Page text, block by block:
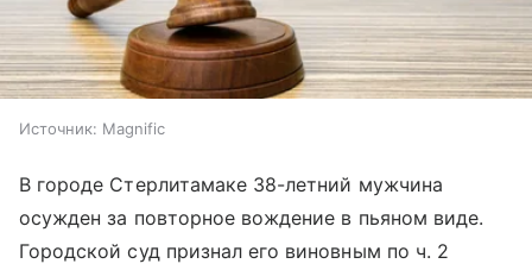
Источник: Magnific
В городе Стерлитамаке 38-летний мужчина
осужден за повторное вождение в пьяном виде.
Городской суд признал его виновным по ч. 2